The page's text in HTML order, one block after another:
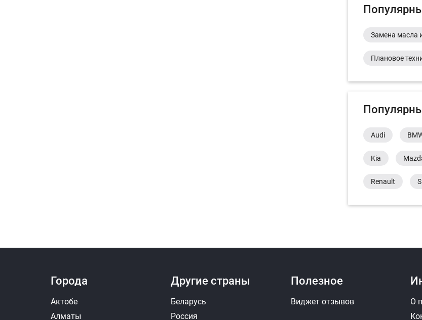
Замена масла
Плановое
Audi
Kia
Renault
Города
Актобе
Алматы
Другие страны
Беларусь
Россия
Полезное
Виджет отзывов
О